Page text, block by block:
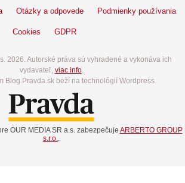
Otázky a odpovede Podmienky používania
Cookies GDPR
2026. Autorské práva sú vyhradené a vykonáva ich
vydavateľ, viac info.
Blog.Pravda.sk beží na technológií Wordpress.
OUR MEDIA SR a.s. zabezpečuje ARBERTO GROUP
s.r.o.